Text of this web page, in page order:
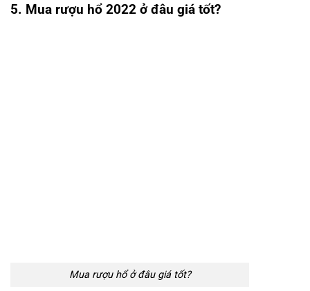
5. Mua rượu hổ 2022 ở đâu giá tốt?
Mua rượu hổ ở đâu giá tốt?